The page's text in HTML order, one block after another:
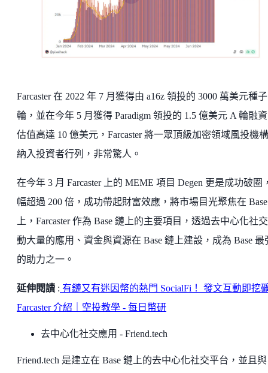
Farcaster 在 2022 年 7 月獲得由 a16z 領投的 3000 萬美元種子
輪，並在今年 5 月獲得 Paradigm 領投的 1.5 億美元 A 輪融
估值高達 10 億美元，Farcaster 將一眾頂級加密領域風投機
納入投資者行列，非常驚人。
在今年 3 月 Farcaster 上的 MEME 項目 Degen 更是成功破圈
幅超過 200 倍，成功帶起財富效應，將市場目光聚焦在
上，Farcaster 作為 Base 鏈上的主要項目，透過去中心化社
動大量的應用、資金與資源在 Base 鏈上建設，成為 Base 最
的助力之一。
延伸閱讀 : 有鏈又有迷因幣的熱門 SocialFi！ 發文互動即挖
Farcaster 介紹｜空投教學 - 每日幣研
去中心化社交應用 - Friend.tech
Friend.tech 是建立在 Base 鏈上的去中心化社交平台，並且